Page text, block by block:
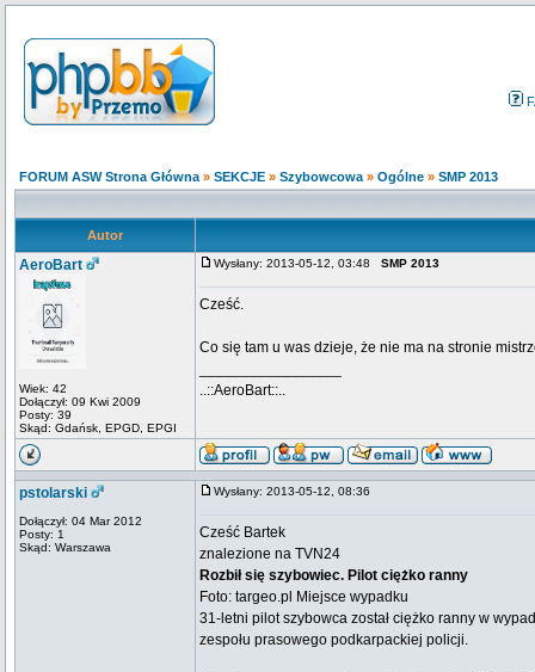
FORUM ASW Strona Główna » SEKCJE » Szybowcowa » Ogólne » SMP 2013
Autor
AeroBart
Wiek: 42
Dołączył: 09 Kwi 2009
Posty: 39
Skąd: Gdańsk, EPGD, EPGI
Wysłany: 2013-05-12, 03:48 SMP 2013
Cześć.
Co się tam u was dzieje, że nie ma na stronie
..::AeroBart::..
pstolarski
Dołączył: 04 Mar 2012
Posty: 1
Skąd: Warszawa
Wysłany: 2013-05-12, 08:36
Cześć Bartek
znalezione na TVN24
Rozbił się szybowiec. Pilot ciężko ranny
Foto: targeo.pl Miejsce wypadku
31-letni pilot szybowca został ciężko ranny w
zespołu prasowego podkarpackiej policji.